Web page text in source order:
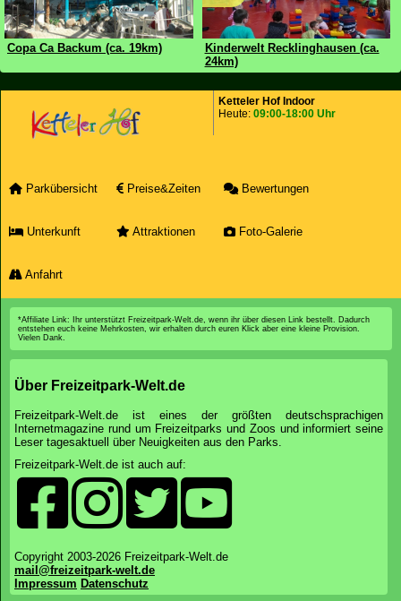
Copa Ca Backum (ca. 19km)
Kinderwelt Recklinghausen (ca.
24km)
Ketteler Hof Indoor
Heute: 09:00-18:00 Uhr
Parkübersicht Preise&Zeiten Bewertungen
Unterkunft Attraktionen Foto-Galerie
Anfahrt
*Affiliate Link: Ihr unterstützt Freizeitpark-Welt.de, wenn ihr über diesen Link bestellt. Dadurch
entstehen euch keine Mehrkosten, wir erhalten durch euren Klick aber eine kleine Provision.
Vielen Dank.
Über Freizeitpark-Welt.de
Freizeitpark-Welt.de ist eines der größten deutschsprachigen
Internetmagazine rund um Freizeitparks und Zoos und informiert seine
Leser tagesaktuell über Neuigkeiten aus den Parks.
Freizeitpark-Welt.de ist auch auf:
Copyright 2003-2026 Freizeitpark-Welt.de
mail@freizeitpark-welt.de
Impressum Datenschutz